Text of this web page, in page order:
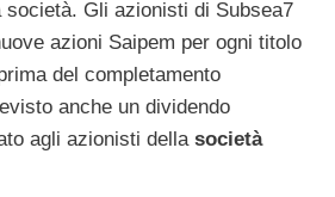
società. Gli azionisti di Subsea7
azioni Saipem per ogni titolo
del completamento
anche un dividendo
agli azionisti della società